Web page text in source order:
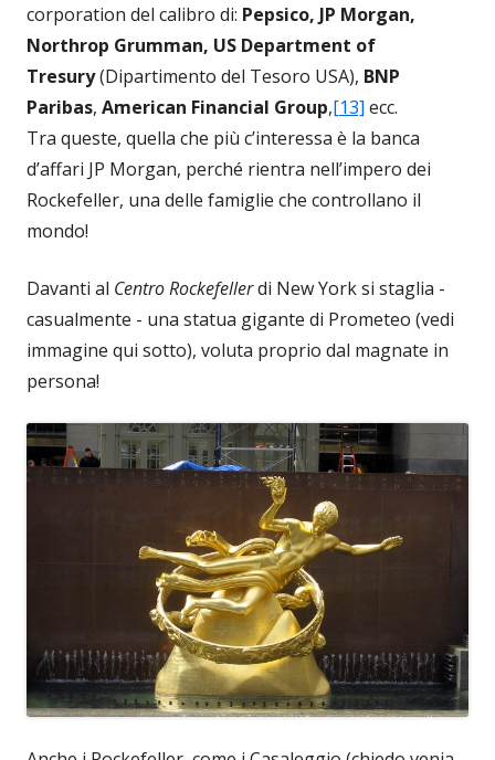
corporation del calibro di: Pepsico, JP Morgan,
Northrop Grumman, US Department of
Tresury(Dipartimento del Tesoro USA), BNP
Paribas, American Financial Group,[13] ecc.
Tra queste, quella che più c’interessa è la banca
d’affari JP Morgan, perché rientra nell’impero dei
Rockefeller, una delle famiglie che controllano il
mondo!
Davanti al Centro Rockefellerdi New York si staglia -
casualmente - una statua gigante di Prometeo (vedi
immagine qui sotto), voluta proprio dal magnate in
persona!